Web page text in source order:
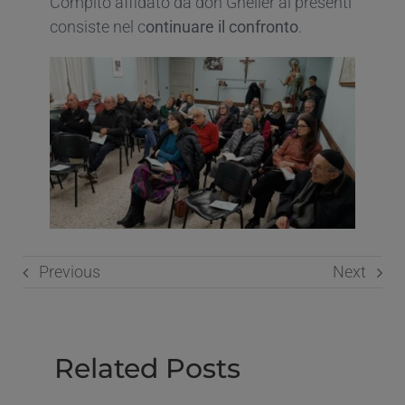
consiste nel continuare il confronto.
Previous Next
Related Posts